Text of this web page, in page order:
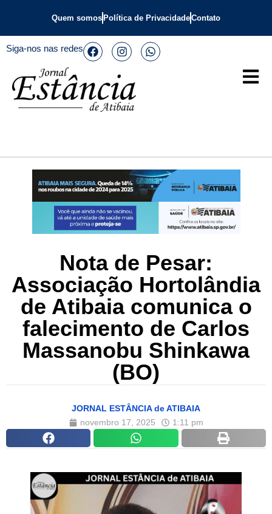
Quem somos Política de PrivacidadeContato
Siga-nos nas redes
Nota de Pesar:
Associação Hortolândia
de Atibaia comunica o
falecimento de Carlos
Massanobu Shinkawa
(BO)
JORNAL ESTÂNCIA de ATIBAIA
novembro 17, 2025
1:11 pm